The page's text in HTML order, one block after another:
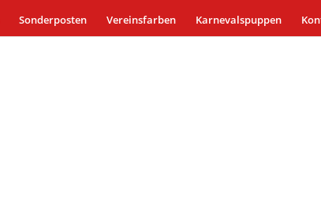
Sonderposten Vereinsfarben Karnevalspuppen